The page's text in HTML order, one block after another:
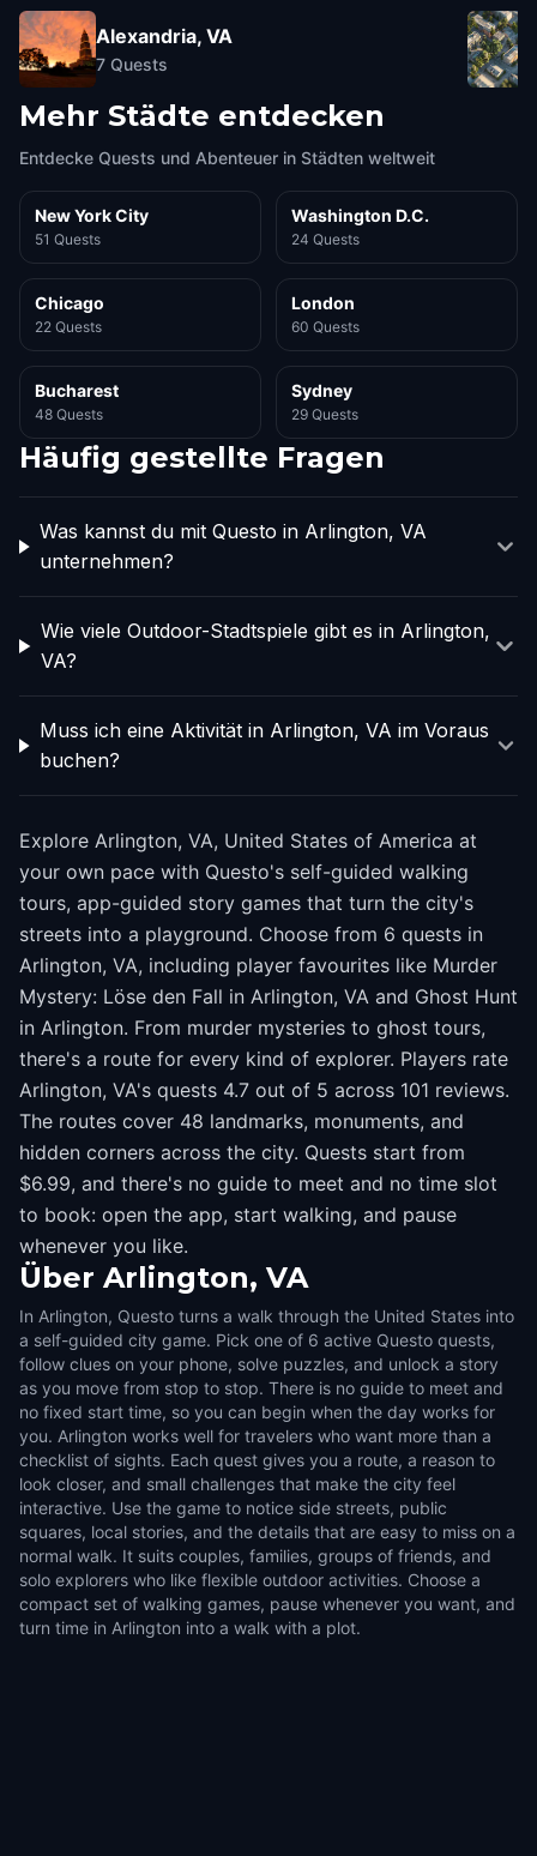
Alexandria, VA
7 Quests
Mehr Städte entdecken
Entdecke Quests und Abenteuer in Städten weltweit
New York City
51 Quests
Washington D.C.
24 Quests
Chicago
22 Quests
London
60 Quests
Bucharest
48 Quests
Sydney
29 Quests
Häufig gestellte Fragen
Was kannst du mit Questo in Arlington, VA
unternehmen?
Wie viele Outdoor-Stadtspiele gibt es in Arlington,
VA?
Muss ich eine Aktivität in Arlington, VA im Voraus
buchen?
Explore Arlington, VA, United States of America at
your own pace with Questo's self-guided walking
tours, app-guided story games that turn the city's
streets into a playground. Choose from 6 quests in
Arlington, VA, including player favourites like Murder
Mystery: Löse den Fall in Arlington, VA and Ghost Hunt
in Arlington. From murder mysteries to ghost tours,
there's a route for every kind of explorer. Players rate
Arlington, VA's quests 4.7 out of 5 across 101 reviews.
The routes cover 48 landmarks, monuments, and
hidden corners across the city. Quests start from
$6.99, and there's no guide to meet and no time slot
to book: open the app, start walking, and pause
whenever you like.
Über Arlington, VA
In Arlington, Questo turns a walk through the United States into
a self-guided city game. Pick one of 6 active Questo quests,
follow clues on your phone, solve puzzles, and unlock a story
as you move from stop to stop. There is no guide to meet and
no fixed start time, so you can begin when the day works for
you. Arlington works well for travelers who want more than a
checklist of sights. Each quest gives you a route, a reason to
look closer, and small challenges that make the city feel
interactive. Use the game to notice side streets, public
squares, local stories, and the details that are easy to miss on a
normal walk. It suits couples, families, groups of friends, and
solo explorers who like flexible outdoor activities. Choose a
compact set of walking games, pause whenever you want, and
turn time in Arlington into a walk with a plot.